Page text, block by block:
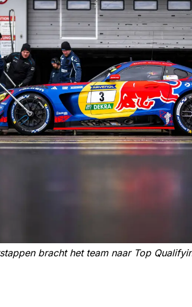
bracht het team naar Top